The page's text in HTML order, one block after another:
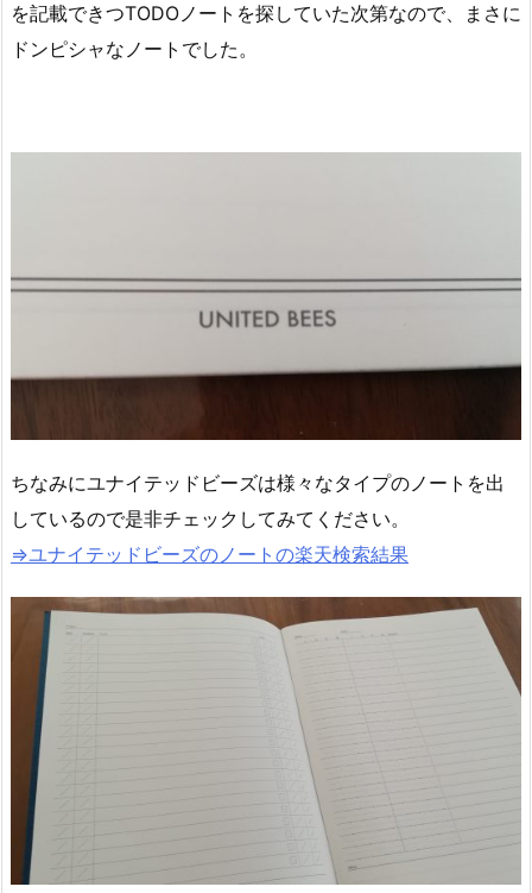
を記載できつTODOノートを探していた次第なので、まさに
ドンピシャなノートでした。
ちなみにユナイテッドビーズは様々なタイプのノートを出
しているので是非チェックしてみてください。
⇒ユナイテッドビーズのノートの楽天検索結果